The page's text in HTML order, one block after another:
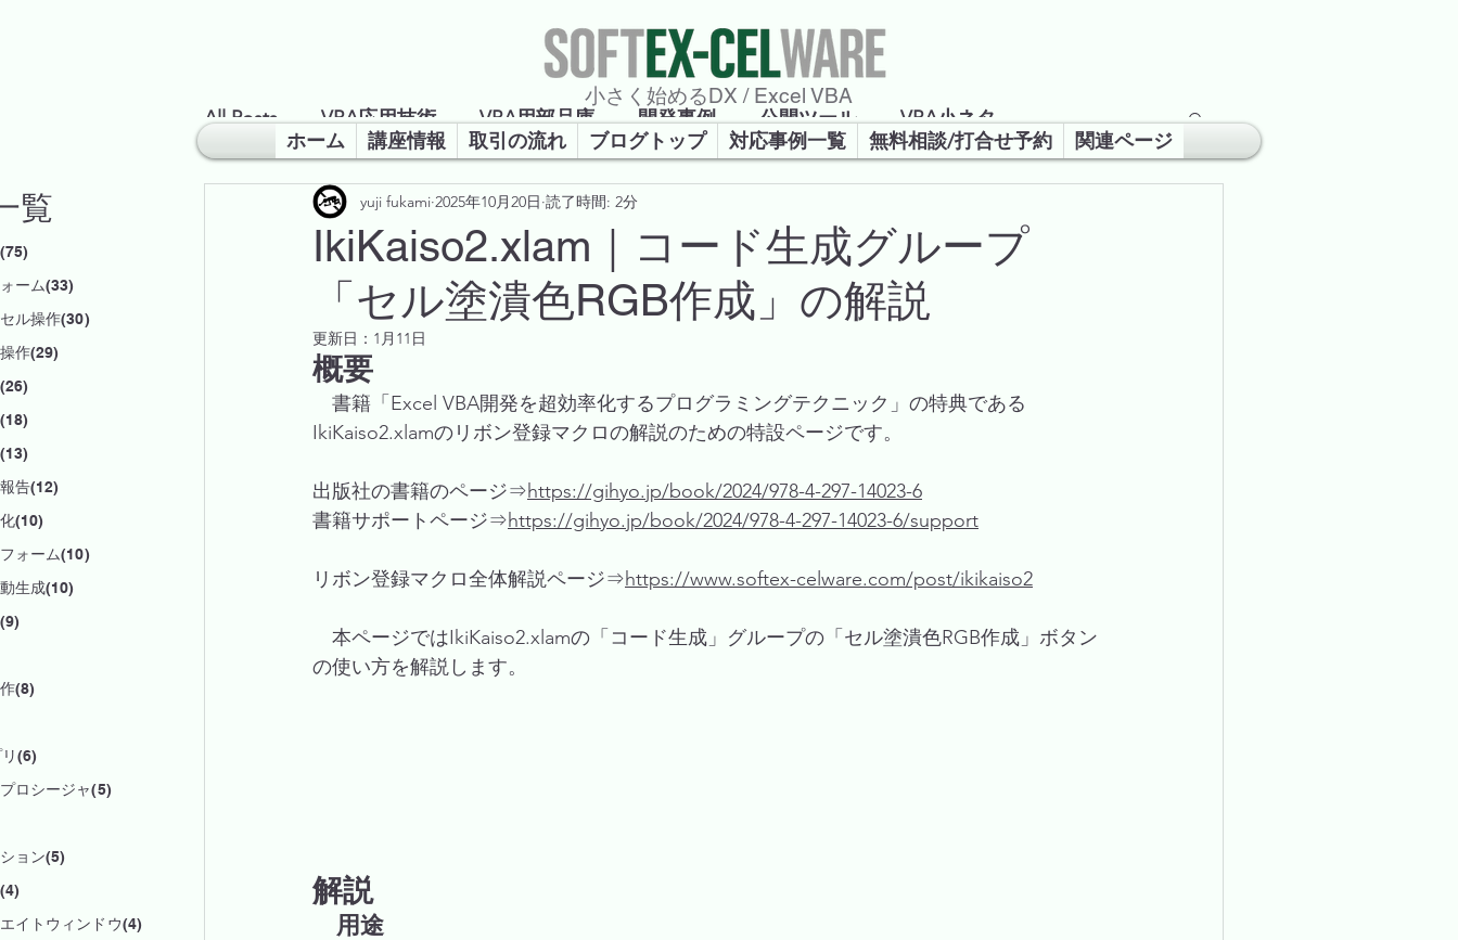
​小さく始めるDX / Excel VBA
ホーム
講座情報 取引の流れ ブログトップ 対応事例一覧 無料相談/打合せ予約 関連ページ
覧
ーム(33)
ル操作(30)
作(29)
告(12)
(10)
ォーム(10)
生成(10)
(8)
(6)
ロシージャ(5)
ョン(5)
イトウィンドウ(4)
All Posts VBA応用技術 VBA用部品庫 開発事例 公開ツール VBA小ネタ
業務改善のヒント 超勉強会
IkiKaiso2.xlam｜コード生成グループ
「セル塗潰色RGB作成」の解説
yuji fukami 2025年10月20日 読了時間: 2分
更新日： 1月11日
概要
書籍「Excel VBA開発を超効率化するプログラミングテクニック」の特典である
IkiKaiso2.xlamのリボン登録マクロの解説のための特設ページです。
出版社の書籍のページ⇒https://gihyo.jp/book/2024/978-4-297-14023-6
書籍サポートページ⇒https://gihyo.jp/book/2024/978-4-297-14023-6/support
リボン登録マクロ全体解説ページ⇒https://www.softex-celware.com/post/ikikaiso2
本ページではIkiKaiso2.xlamの「コード生成」グループの「セル塗潰色RGB作成」ボタン
の使い方を解説します。
解説
用途